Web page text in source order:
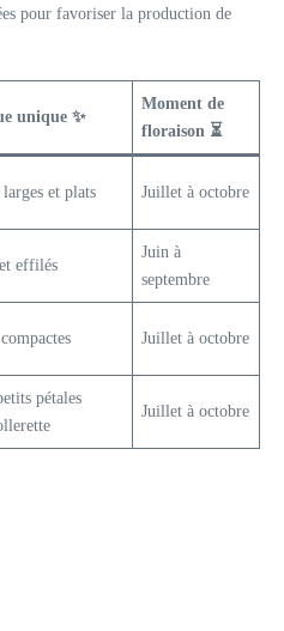
pour favoriser la production de
unique ✨
Moment de
floraison ⏳
et plats Juillet à octobre
effilés
Juin à
septembre
Juillet à octobre
pétales
Juillet à octobre